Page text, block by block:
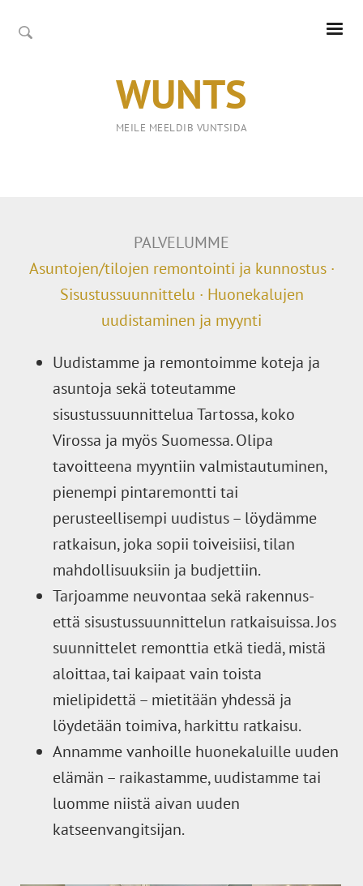
WUNTS
MEILE MEELDIB VUNTSIDA
PALVELUMME
Asuntojen/tilojen remontointi ja kunnostus ·
Sisustussuunnittelu · Huonekalujen
uudistaminen ja myynti
Uudistamme ja remontoimme koteja ja
asuntoja sekä toteutamme
sisustussuunnittelua Tartossa, koko
Virossa ja myös Suomessa. Olipa
tavoitteena myyntiin valmistautuminen,
pienempi pintaremontti tai
perusteellisempi uudistus – löydämme
ratkaisun, joka sopii toiveisiisi, tilan
mahdollisuuksiin ja budjettiin.
Tarjoamme neuvontaa sekä rakennus-
että sisustussuunnittelun ratkaisuissa. Jos
suunnittelet remonttia etkä tiedä, mistä
aloittaa, tai kaipaat vain toista
mielipidettä – mietitään yhdessä ja
löydetään toimiva, harkittu ratkaisu.
Annamme vanhoille huonekaluille uuden
elämän – raikastamme, uudistamme tai
luomme niistä aivan uuden
katseenvangitsijan.